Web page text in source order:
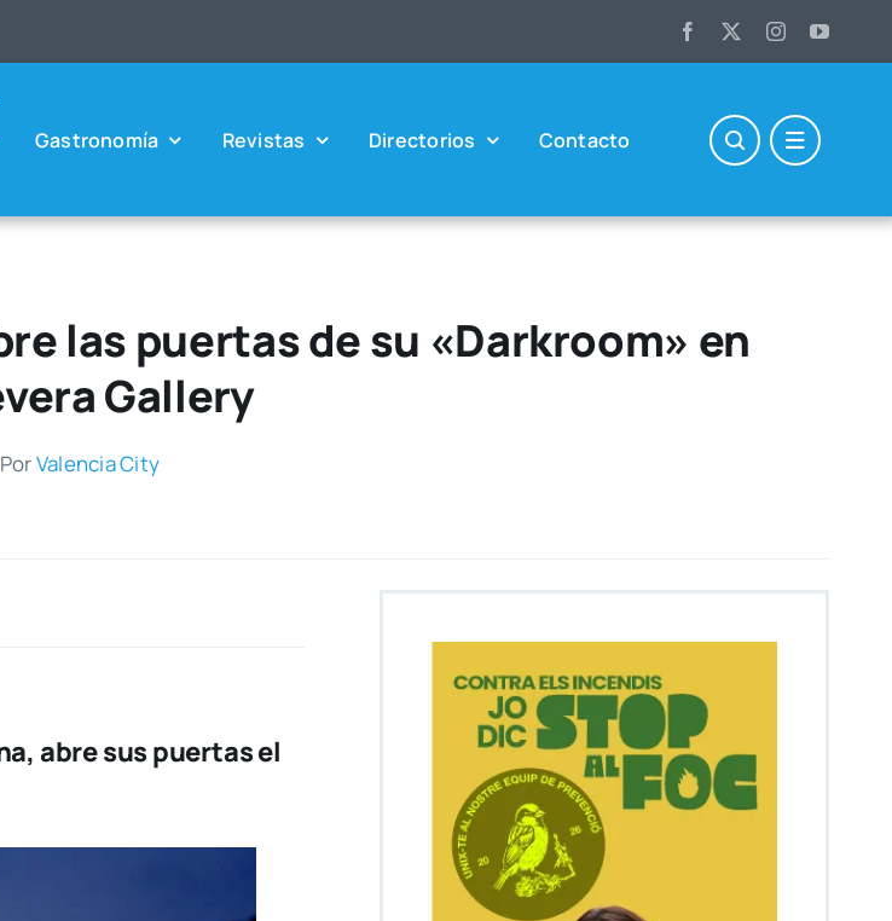
Gas­tro­no­mía Revis­tas Direc­to­rios Con­tac­to
las puertas de su «Darkroom» en
Gallery
PorValen­cia City
abre sus puertas el